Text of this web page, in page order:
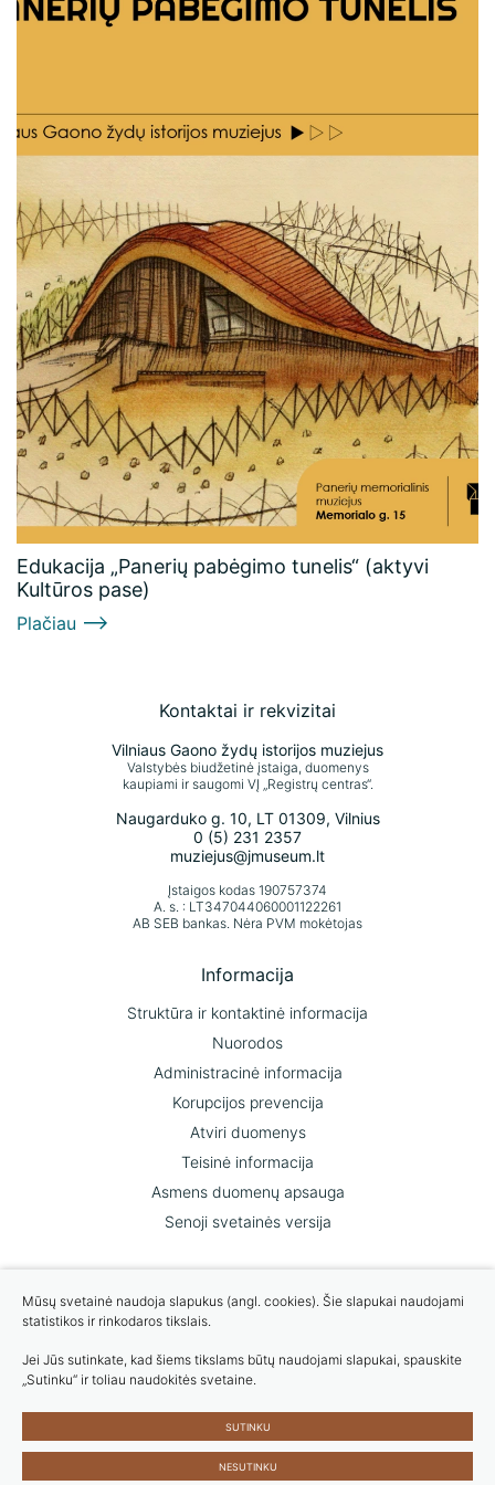
Edukacija „Panerių pabėgimo tunelis“ (aktyvi
Kultūros pase)
Plačiau
Kontaktai ir rekvizitai
Vilniaus Gaono žydų istorijos muziejus
Valstybės biudžetinė įstaiga, duomenys
kaupiami ir saugomi VĮ „Registrų centras“.
Naugarduko g. 10, LT 01309, Vilnius
0 (5) 231 2357
muziejus@jmuseum.lt
Įstaigos kodas 190757374
A. s. : LT347044060001122261
AB SEB bankas. Nėra PVM mokėtojas
Informacija
Struktūra ir kontaktinė informacija
Nuorodos
Administracinė informacija
Korupcijos prevencija
Atviri duomenys
Teisinė informacija
Asmens duomenų apsauga
Senoji svetainės versija
Duomenų apsauga
© 2023 Visos teisės saugomos
Mūsų svetainė naudoja slapukus (angl. cookies). Šie slapukai naudojami
statistikos ir rinkodaros tikslais.
Jei Jūs sutinkate, kad šiems tikslams būtų naudojami slapukai, spauskite
„Sutinku“ ir toliau naudokitės svetaine.
SUTINKU
NESUTINKU